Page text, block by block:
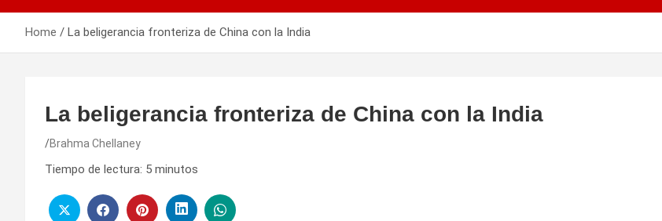
Home La beligerancia fronteriza de China con la India
La beligerancia fronteriza de China con la India
Brahma Chellaney
Tiempo de lectura: 5 minutos